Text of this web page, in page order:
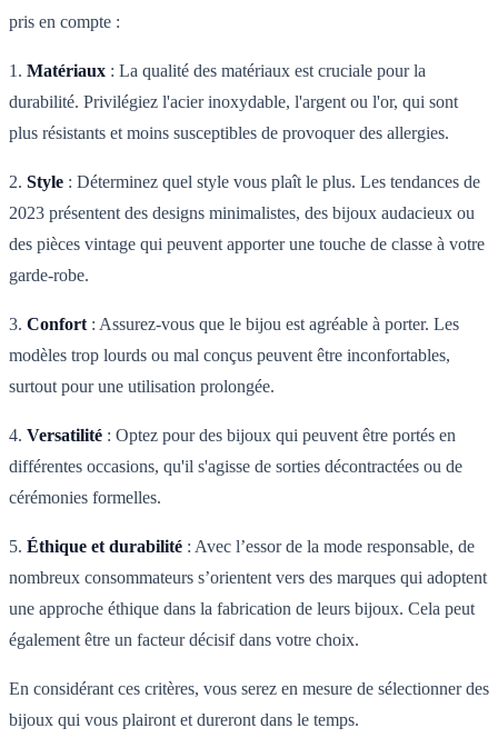
pris en compte :
1. Matériaux : La qualité des matériaux est cruciale pour la
durabilité. Privilégiez l'acier inoxydable, l'argent ou l'or, qui sont
plus résistants et moins susceptibles de provoquer des allergies.
2. Style : Déterminez quel style vous plaît le plus. Les tendances de
2023 présentent des designs minimalistes, des bijoux audacieux ou
des pièces vintage qui peuvent apporter une touche de classe à votre
garde-robe.
3. Confort : Assurez-vous que le bijou est agréable à porter. Les
modèles trop lourds ou mal conçus peuvent être inconfortables,
surtout pour une utilisation prolongée.
4. Versatilité : Optez pour des bijoux qui peuvent être portés en
différentes occasions, qu'il s'agisse de sorties décontractées ou de
cérémonies formelles.
5. Éthique et durabilité : Avec l’essor de la mode responsable, de
nombreux consommateurs s’orientent vers des marques qui adoptent
une approche éthique dans la fabrication de leurs bijoux. Cela peut
également être un facteur décisif dans votre choix.
En considérant ces critères, vous serez en mesure de sélectionner des
bijoux qui vous plairont et dureront dans le temps.